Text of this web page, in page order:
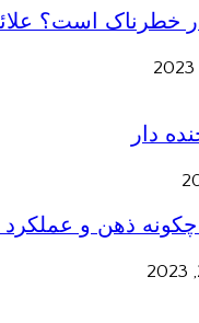
خطرناک است؟
دار
ذهن و عملکرد